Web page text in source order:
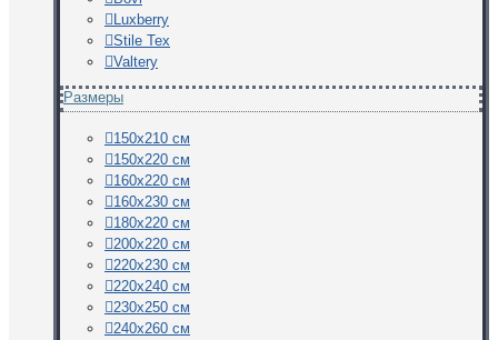
Luxberry
Stile Tex
Valtery
Размеры
150х210 см
150х220 см
160х220 см
160х230 см
180х220 см
200х220 см
220х230 см
220х240 см
230х250 см
240х260 см